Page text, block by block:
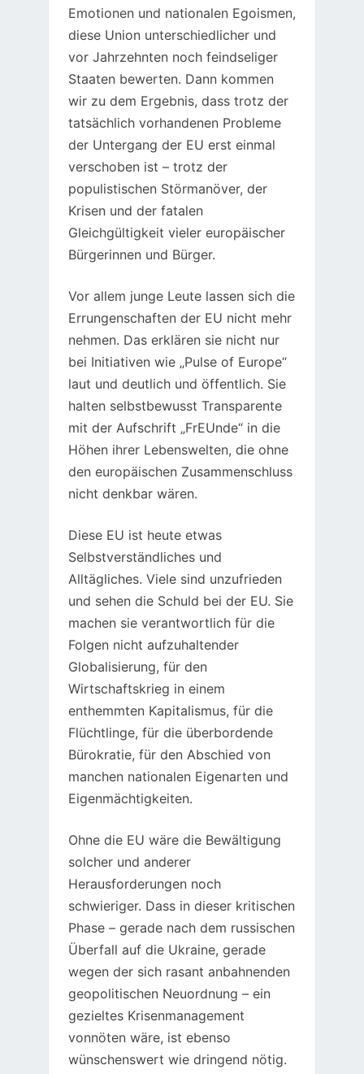
Emotionen und nationalen Egoismen,
diese Union unterschiedlicher und
vor Jahrzehnten noch feindseliger
Staaten bewerten. Dann kommen
wir zu dem Ergebnis, dass trotz der
tatsächlich vorhandenen Probleme
der Untergang der EU erst einmal
verschoben ist – trotz der
populistischen Störmanöver, der
Krisen und der fatalen
Gleichgültigkeit vieler europäischer
Bürgerinnen und Bürger.
Vor allem junge Leute lassen sich die
Errungenschaften der EU nicht mehr
nehmen. Das erklären sie nicht nur
bei Initiativen wie „Pulse of Europe“
laut und deutlich und öffentlich. Sie
halten selbstbewusst Transparente
mit der Aufschrift „FrEUnde“ in die
Höhen ihrer Lebenswelten, die ohne
den europäischen Zusammenschluss
nicht denkbar wären.
Diese EU ist heute etwas
Selbstverständliches und
Alltägliches. Viele sind unzufrieden
und sehen die Schuld bei der EU. Sie
machen sie verantwortlich für die
Folgen nicht aufzuhaltender
Globalisierung, für den
Wirtschaftskrieg in einem
enthemmten Kapitalismus, für die
Flüchtlinge, für die überbordende
Bürokratie, für den Abschied von
manchen nationalen Eigenarten und
Eigenmächtigkeiten.
Ohne die EU wäre die Bewältigung
solcher und anderer
Herausforderungen noch
schwieriger. Dass in dieser kritischen
Phase – gerade nach dem russischen
Überfall auf die Ukraine, gerade
wegen der sich rasant anbahnenden
geopolitischen Neuordnung – ein
gezieltes Krisenmanagement
vonnöten wäre, ist ebenso
wünschenswert wie dringend nötig.